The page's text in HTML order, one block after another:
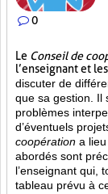
0
Le Conseil de
l’enseignant et
discuter de
que sa gestion. Il
problèmes
d’éventuels
coopération a
abordés sont
l’enseignant qui,
tableau prévu à